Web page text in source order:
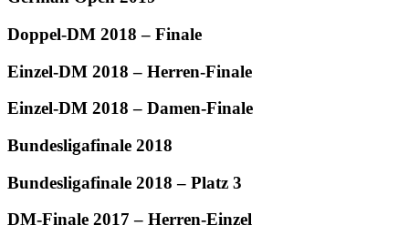
Doppel-DM 2018 – Finale
Einzel-DM 2018 – Herren-Finale
Einzel-DM 2018 – Damen-Finale
Bundesligafinale 2018
Bundesligafinale 2018 – Platz 3
DM-Finale 2017 – Herren-Einzel